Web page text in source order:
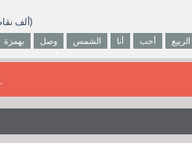
202ألف نقاط)
بهمزة وصل الشمس أنا أحب الربيع